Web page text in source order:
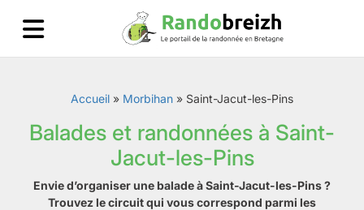
Accueil » Morbihan » Saint-Jacut-les-Pins
Balades et randonnées à Saint-
Jacut-les-Pins
Envie d’organiser une balade à Saint-Jacut-les-Pins ?
Trouvez le circuit qui vous correspond parmi les